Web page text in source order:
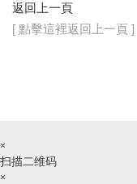
返回上一頁
[ 點擊這裡返回上一頁 ]
×
扫描二维码
×